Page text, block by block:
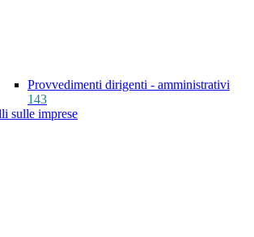
Provvedimenti dirigenti - amministrativi
143
sulle imprese